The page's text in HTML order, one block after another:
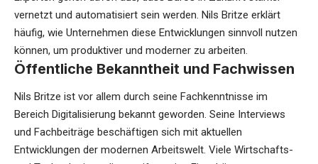
vernetzt und automatisiert sein werden. Nils Britze erklärt
häufig, wie Unternehmen diese Entwicklungen sinnvoll nutzen
können, um produktiver und moderner zu arbeiten.
Öffentliche Bekanntheit und Fachwissen
Nils Britze ist vor allem durch seine Fachkenntnisse im
Bereich Digitalisierung bekannt geworden. Seine Interviews
und Fachbeiträge beschäftigen sich mit aktuellen
Entwicklungen der modernen Arbeitswelt. Viele Wirtschafts-